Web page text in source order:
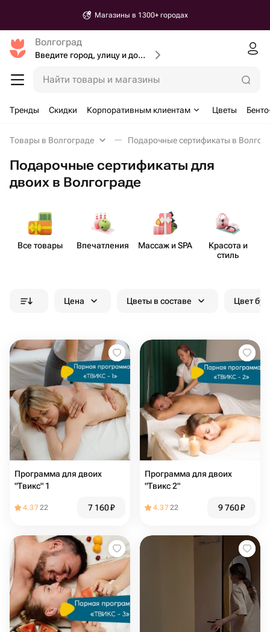
Магазины в 1300+ городах
Волгоград
Введите город, улицу и дом доставки
Найти товары и магазины
Тренды Скидки Корпоративным клиентам Цветы
Товары в Волгограде Подарочные сертификаты в
Подарочные сертификаты для
двоих в Волгограде
Все товары Впеча​тления Массаж и SPA
Красота и
стиль
Цена Цветы в составе Цвет
Программа для двоих
"Твикс" 1
4.3722 7 160₽
Программа для двоих
"Твикс 2"
4.3722 9 760₽